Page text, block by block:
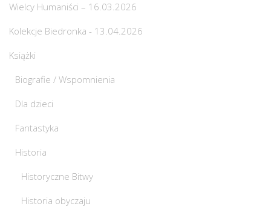
Wielcy Humaniści – 16.03.2026
Kolekcje Biedronka - 13.04.2026
Książki
Biografie / Wspomnienia
Dla dzieci
Fantastyka
Historia
Historyczne Bitwy
Historia obyczaju